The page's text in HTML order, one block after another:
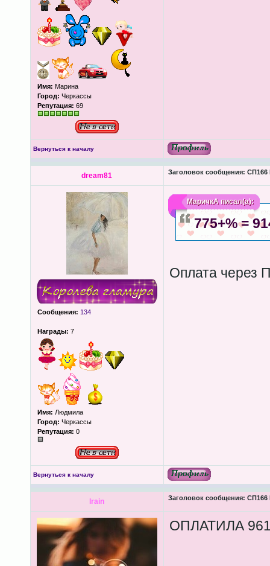
Имя: Марина
Город: Черкассы
Репутация: 69
Вернуться к началу
dream81 Заголовок сообщения: СП166
Сообщения: 134
Награды: 7
Имя: Людмила
Город: Черкассы
Репутация: 0
МаричкАписал(а):
775+% =
Оплата через
Вернуться к началу
lrain Заголовок сообщения: СП166
ОПЛАТИЛА